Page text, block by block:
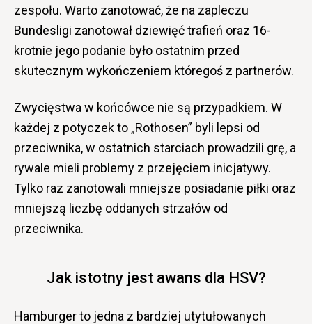
zespołu. Warto zanotować, że na zapleczu
Bundesligi zanotował dziewięć trafień oraz 16-
krotnie jego podanie było ostatnim przed
skutecznym wykończeniem któregoś z partnerów.
Zwycięstwa w końcówce nie są przypadkiem. W
każdej z potyczek to „Rothosen” byli lepsi od
przeciwnika, w ostatnich starciach prowadzili grę, a
rywale mieli problemy z przejęciem inicjatywy.
Tylko raz zanotowali mniejsze posiadanie piłki oraz
mniejszą liczbę oddanych strzałów od
przeciwnika.
Jak istotny jest awans dla HSV?
Hamburger to jedna z bardziej utytułowanych